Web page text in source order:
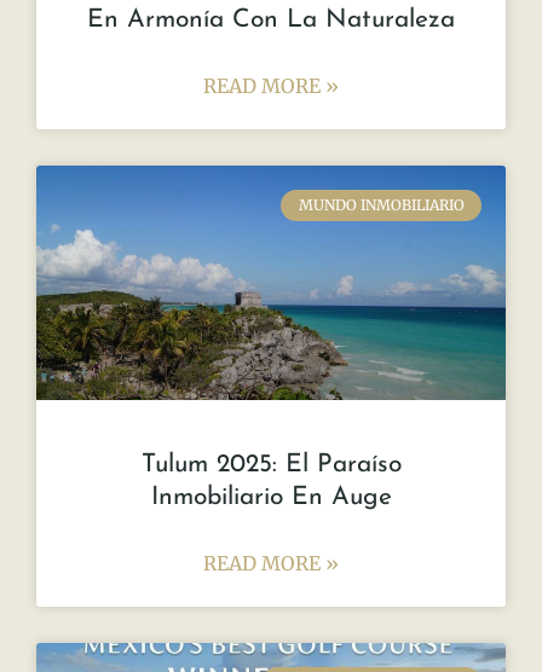
En Armonía Con La Naturaleza
READ MORE »
MUNDO INMOBILIARIO
Tulum 2025: El Paraíso
Inmobiliario En Auge
READ MORE »